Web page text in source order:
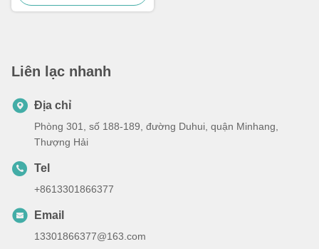
Liên lạc nhanh
Địa chỉ
Phòng 301, số 188-189, đường Duhui, quận Minhang,
Thượng Hải
Tel
+8613301866377
Email
13301866377@163.com